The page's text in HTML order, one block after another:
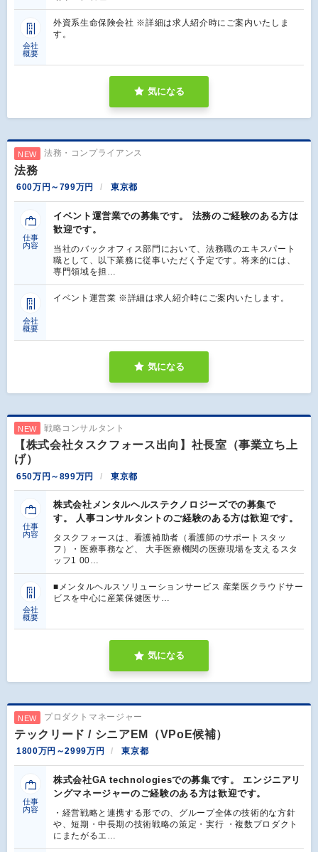
会社
概要
外資系生命保険会社 ※詳細は求人紹介時にご案内いたしま
す。
気になる
NEW 法務・コンプライアンス
法務
600万円～799万円 東京都
仕事
内容
イベント運営業での募集です。 法務のご経験のある方は
歓迎です。
当社のバックオフィス部門において、法務職のエキスパート
職として、以下業務に従事いただく予定です。将来的には、
専門領域を担…
会社
概要
イベント運営業 ※詳細は求人紹介時にご案内いたします。
気になる
NEW 戦略コンサルタント
【株式会社タスクフォース出向】社長室（事業立ち上
げ）
650万円～899万円 東京都
仕事
内容
株式会社メンタルヘルステクノロジーズでの募集で
す。 人事コンサルタントのご経験のある方は歓迎です。
タスクフォースは、看護補助者（看護師のサポートスタッ
フ）・医療事務など、 大手医療機関の医療現場を支えるスタ
ッフ1 00…
会社
概要
■メンタルヘルスソリューションサービス 産業医クラウドサー
ビスを中心に産業保健医サ…
気になる
NEW プロダクトマネージャー
テックリード / シニアEM（VPoE候補）
1800万円～2999万円 東京都
仕事
内容
株式会社GA technologiesでの募集です。 エンジニアリ
ングマネージャーのご経験のある方は歓迎です。
・経営戦略と連携する形での、グループ全体の技術的な方針
や、短期・中長期の技術戦略の策定・実行 ・複数プロダクト
にまたがるエ…